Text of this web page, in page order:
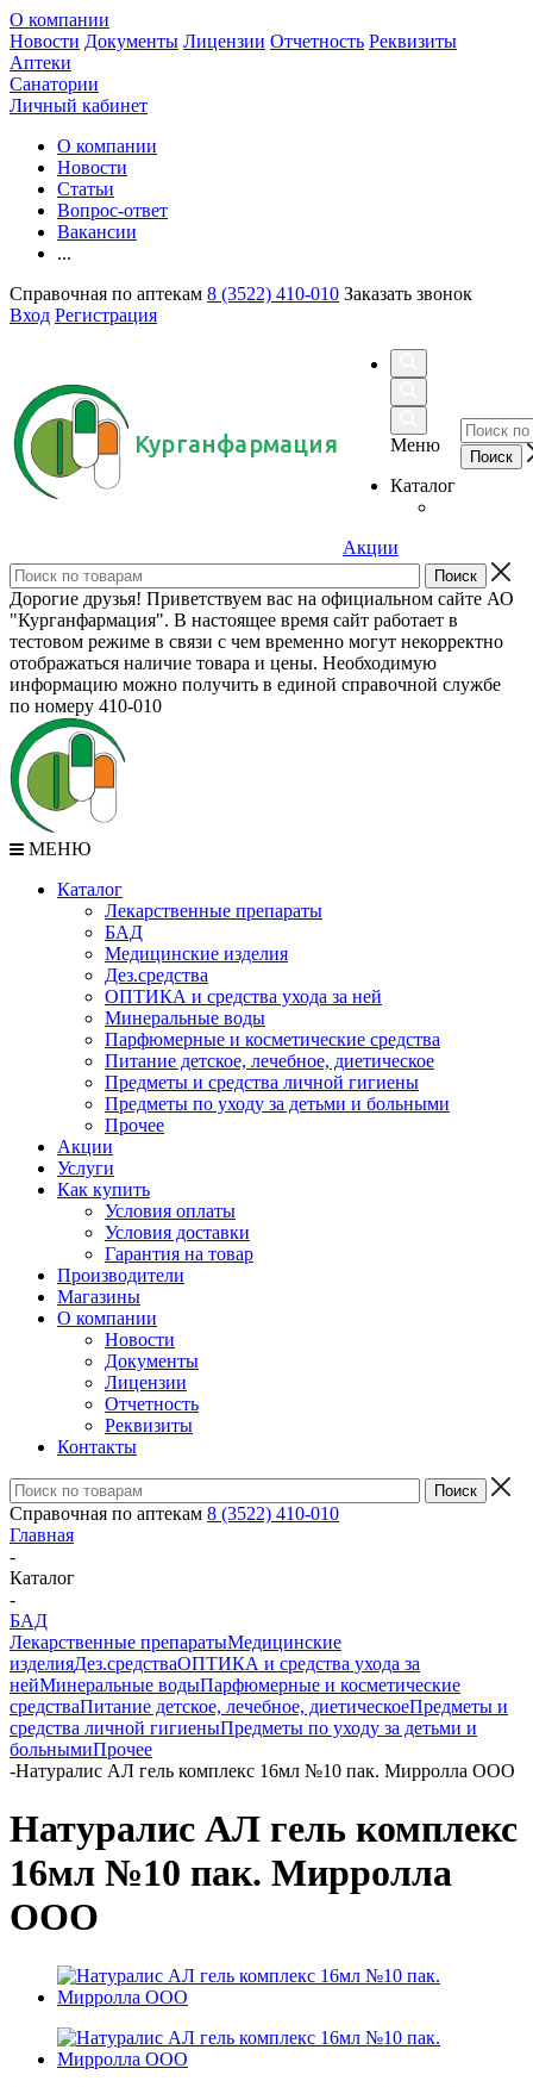
О компании
Новости Документы Лицензии Отчетность Реквизиты
Аптеки
Санатории
Личный кабинет
О компании
Новости
Статьи
Вопрос-ответ
Вакансии
...
Справочная по аптекам 8 (3522) 410-010 Заказать звонок
Вход Регистрация
Курганфармация
Меню
Каталог
Акции
Дорогие друзья! Приветствуем вас на официальном сайте АО
"Курганфармация". В настоящее время сайт работает в
тестовом режиме в связи с чем временно могут некорректно
отображаться наличие товара и цены. Необходимую
информацию можно получить в единой справочной службе
по номеру 410-010
МЕНЮ
Каталог
Лекарственные препараты
БАД
Медицинские изделия
Дез.средства
ОПТИКА и средства ухода за ней
Минеральные воды
Парфюмерные и косметические средства
Питание детское, лечебное, диетическое
Предметы и средства личной гигиены
Предметы по уходу за детьми и больными
Прочее
Акции
Услуги
Как купить
Условия оплаты
Условия доставки
Гарантия на товар
Производители
Магазины
О компании
Новости
Документы
Лицензии
Отчетность
Реквизиты
Контакты
Справочная по аптекам 8 (3522) 410-010
Главная
-
Каталог
-
БАД
Лекарственные препаратыМедицинские
изделияДез.средстваОПТИКА и средства ухода за
нейМинеральные водыПарфюмерные и косметические
средстваПитание детское, лечебное, диетическоеПредметы и
средства личной гигиеныПредметы по уходу за детьми и
больнымиПрочее
-Натуралис АЛ гель комплекс 16мл №10 пак. Мирролла ООО
Натуралис АЛ гель комплекс
16мл №10 пак. Мирролла
ООО